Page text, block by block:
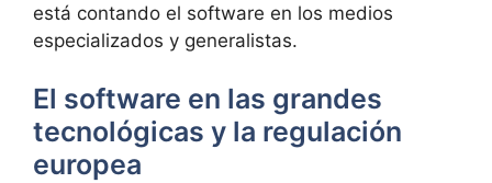
está contando el software en los medios
especializados y generalistas.
El software en las grandes
tecnológicas y la regulación
europea